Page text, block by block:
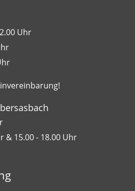
Uhr
& 15.00 - 18.00 Uhr